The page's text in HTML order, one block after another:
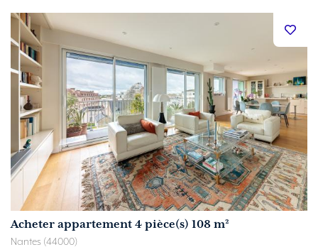
Acheter appartement 4 pièce(s) 108 m²
Nantes (44000)